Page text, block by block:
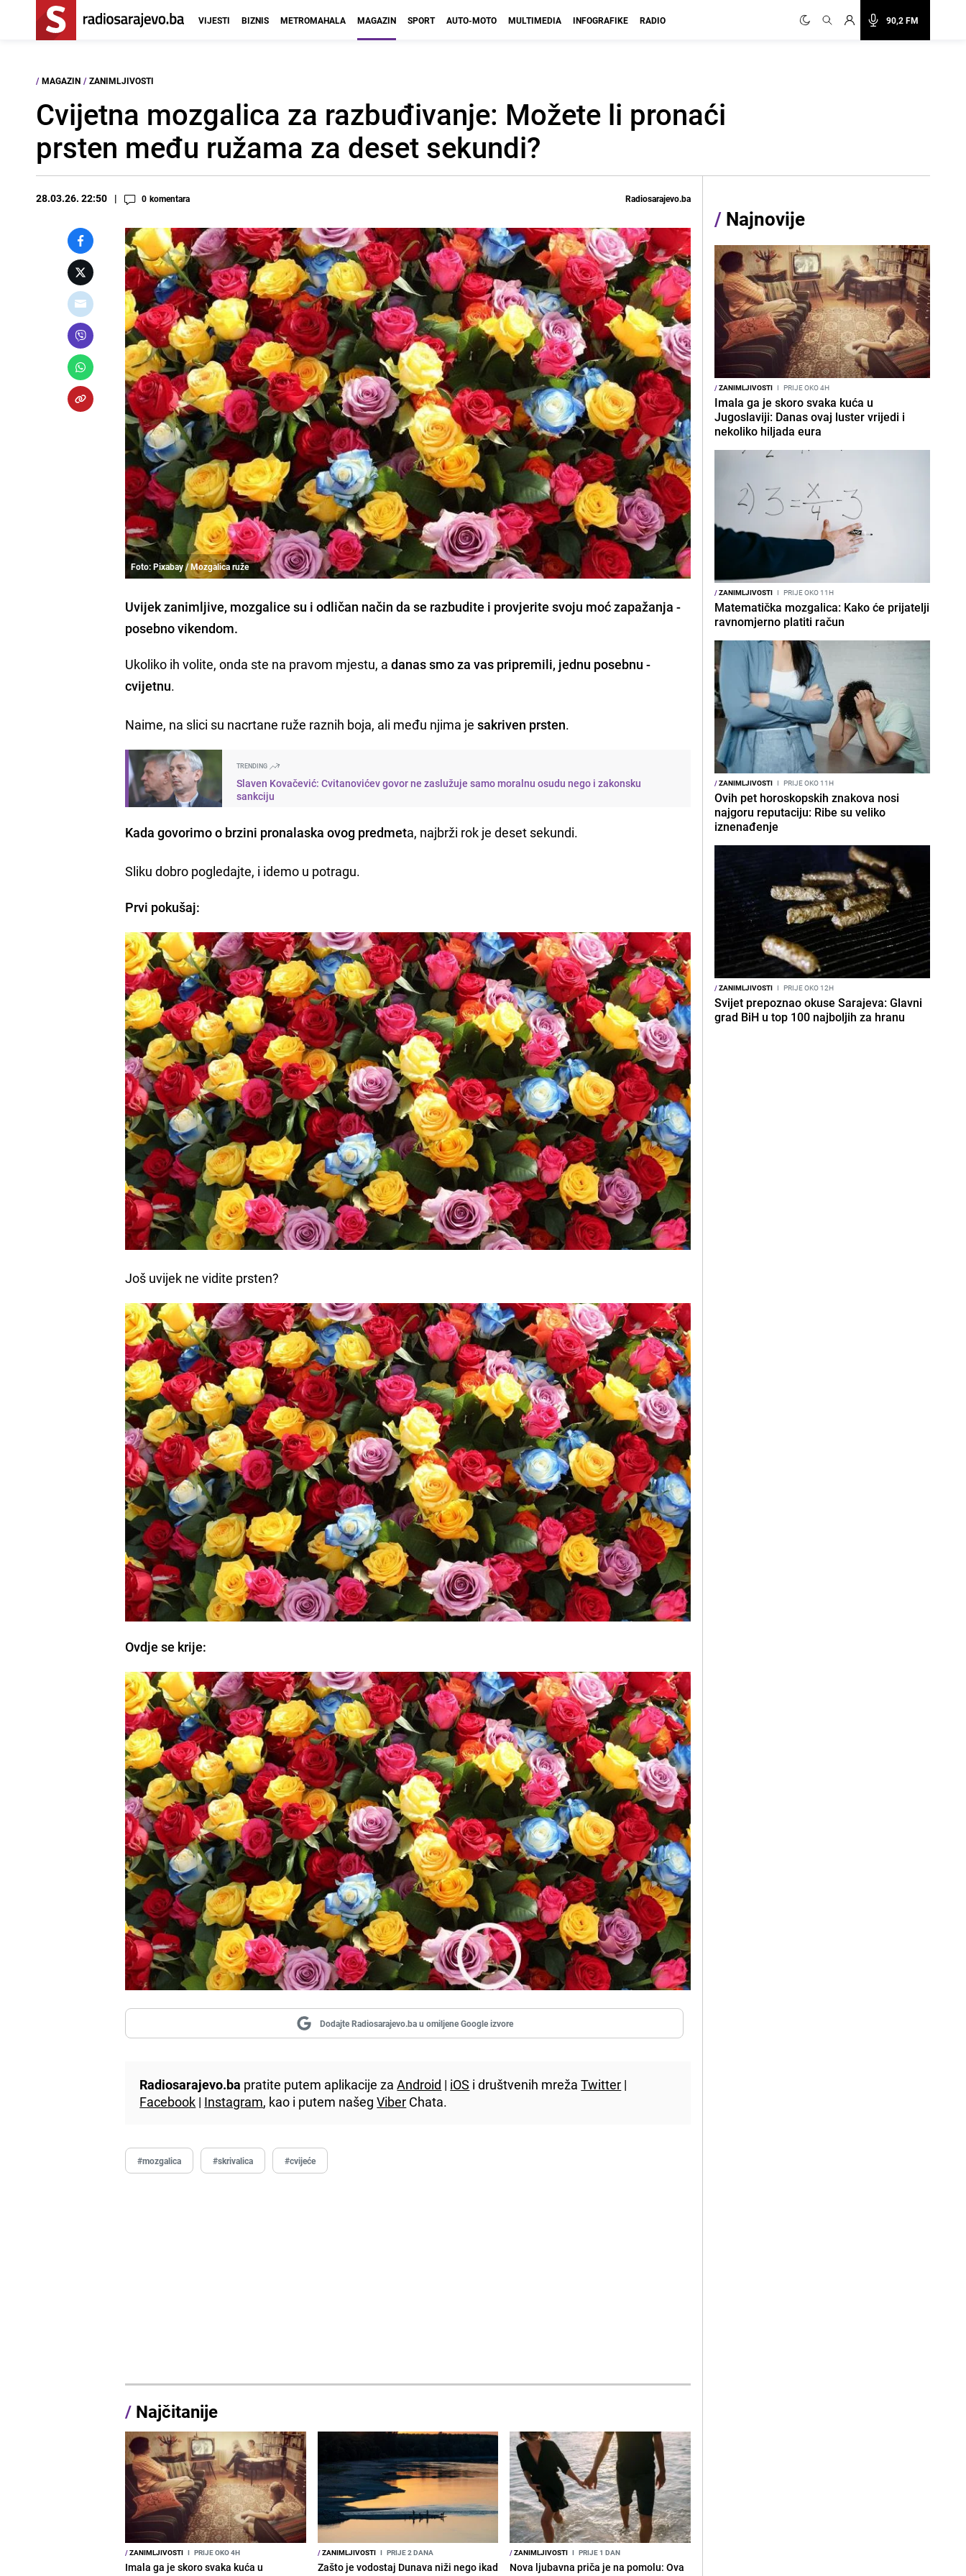
90,2 FM
VIJESTI BIZNIS METROMAHALA MAGAZIN SPORT AUTO-MOTO MULTIMEDIA INFOGRAFIKE RADIO
/ MAGAZIN / ZANIMLJIVOSTI
Cvijetna mozgalica za razbuđivanje: Možete li pronaći
prsten među ružama za deset sekundi?
28.03.26. 22:50 0 komentara Radiosarajevo.ba
Foto: Pixabay / Mozgalica ruže
Uvijek zanimljive, mozgalice su i odličan način da se razbudite i provjerite svoju moć zapažanja -
posebno vikendom.
Ukoliko ih volite, onda ste na pravom mjestu, a danas smo za vas pripremili, jednu posebnu -
cvijetnu.
Naime, na slici su nacrtane ruže raznih boja, ali među njima jesakriven prsten.
TRENDING
Slaven Kovačević: Cvitanovićev govor ne zaslužuje samo moralnu osudu nego i zakonsku
sankciju
Kada govorimo o brzini pronalaska ovog predmeta, najbrži rok je deset sekundi.
Sliku dobro pogledajte, i idemo u potragu.
Prvi pokušaj:
Još uvijek ne vidite prsten?
Ovdje se krije:
Dodajte Radiosarajevo.ba u omiljene Google izvore
Radiosarajevo.ba pratite putem aplikacije zaAndroid | iOS i društvenih mrežaTwitter |
Facebook | Instagram, kao i putem našegViber Chata.
#mozgalica #skrivalica #cvijeće
/ Najčitanije
/ZANIMLJIVOSTI I PRIJE OKO 4H
Imala ga je skoro svaka kuća u
/ZANIMLJIVOSTI I PRIJE 2 DANA
Zašto je vodostaj Dunava niži nego ikad
/ZANIMLJIVOSTI I PRIJE 1 DAN
Nova ljubavna priča je na pomolu: Ova
/ Najnovije
/ZANIMLJIVOSTI I PRIJE OKO 4H
Imala ga je skoro svaka kuća u
Jugoslaviji: Danas ovaj luster vrijedi i
nekoliko hiljada eura
/ZANIMLJIVOSTI I PRIJE OKO 11H
Matematička mozgalica: Kako će prijatelji
ravnomjerno platiti račun
/ZANIMLJIVOSTI I PRIJE OKO 11H
Ovih pet horoskopskih znakova nosi
najgoru reputaciju: Ribe su veliko
iznenađenje
/ZANIMLJIVOSTI I PRIJE OKO 12H
Svijet prepoznao okuse Sarajeva: Glavni
grad BiH u top 100 najboljih za hranu